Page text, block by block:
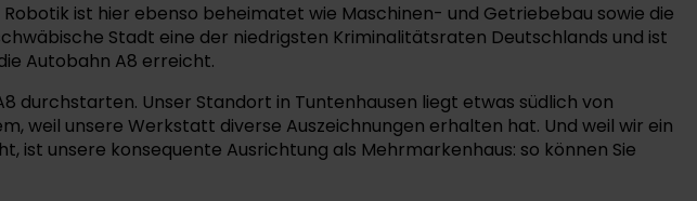
ist hier ebenso beheimatet wie Maschinen- und Getriebebau sowie die
Stadt eine der niedrigsten Kriminalitätsraten Deutschlands und ist
Autobahn A8 erreicht.
durchstarten. Unser Standort in Tuntenhausen liegt etwas südlich von
weil unsere Werkstatt diverse Auszeichnungen erhalten hat. Und weil wir ein
ist unsere konsequente Ausrichtung als Mehrmarkenhaus: so können Sie